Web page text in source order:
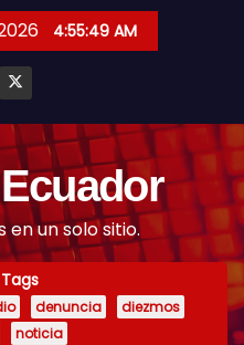
4:55:50 AM
en un solo sitio.
denuncia
diezmos
noticia